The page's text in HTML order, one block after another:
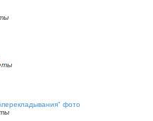
фото